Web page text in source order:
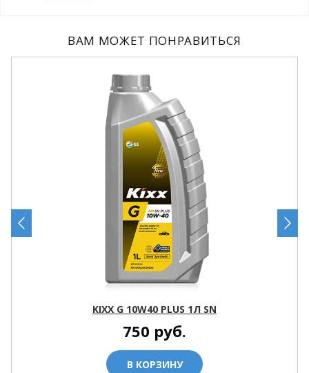
ВАМ МОЖЕТ ПОНРАВИТЬСЯ
KIXX G 10W40 PLUS 1Л SN
750 руб.
В КОРЗИНУ